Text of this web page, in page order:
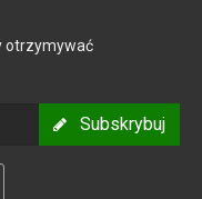
otrzymywać
Subskrybuj